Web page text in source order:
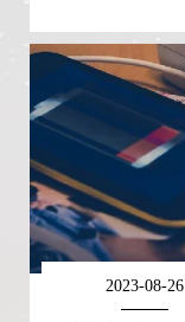
2023-08-26